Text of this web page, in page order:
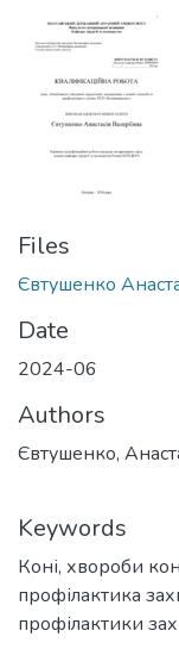
Files
Євтушенко
Date
2024-06
Authors
Євтушенко,
Keywords
Коні, хвороби
профілактика
профілактики